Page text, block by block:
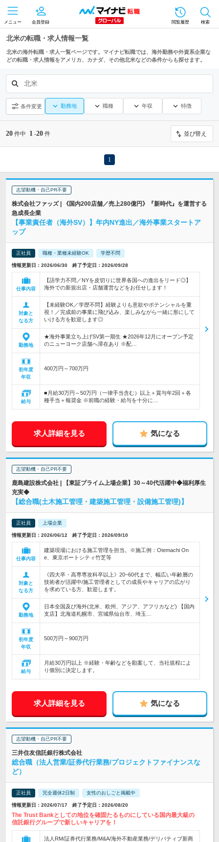
メニュー 会員登録 閲覧履歴 検索
北米の転職・求人情報一覧
北米の海外転職・求人一覧ページです。マイナビ転職では、海外勤務や外資系企業な
どの転職・求人情報をアメリカ、カナダ、その他北米などの条件からも探せます。
北米
条件変更 勤務地 職種 年収 特徴
20 件中 1 -20 件 並び替え
1
志望動機・自己PR不要
株式会社ファッズ | 《国内200店舗／売上280億円》『新時代』を運営する
急成長企業
【事業責任者（海外SV）】年内NY進出／海外事業スタートア
ップ
正社員 職種・業種未経験OK 学歴不問
情報更新日：2026/06/30 終了予定日：2026/09/28
仕事内容
【語学力不問／NYを皮切りに世界各国への進出をリード◎】
海外での新規出店・店舗運営などをお任せします！
対象と
なる方
【未経験OK／学歴不問】経験よりも意欲やポテンシャルを重
視！／完成前の事業に飛び込み、楽しみながら一緒に形にして
いける方を歓迎します◎
勤務地
★海外事業立ち上げSV第一期生 ★2026年12月にオープン予定
のニューヨーク店舗へ滞在あり ※配…
初年度
年収
400万円～700万円
給与
■月給30万円～50万円（一律手当含む）以上＋賞与年2回＋各
種手当＋報奨金 ※前職の経験・給与を十分に…
求人詳細を見る 気になる
志望動機・自己PR不要
鹿島建設株式会社 | 【東証プライム上場企業】30～40代活躍中◆福利厚生
充実◆
【総合職(土木施工管理・建築施工管理・設備施工管理)】
正社員 上場企業
情報更新日：2026/06/12 終了予定日：2026/09/10
仕事内容
建築現場における施工管理を担当。※施工例：Otemachi On
e、東京ポートシティ竹芝等
対象と
なる方
《四大卒・高専専攻科卒以上》20~60代まで、幅広い年齢層の
技術者が活躍中/施工管理者としての成長やキャリアの広がり
を求めている方、歓迎します。
勤務地
日本全国及び海外(北米、欧州、アジア、アフリカなど) 【国内
支店】北海道札幌市、宮城県仙台市、埼玉…
初年度
年収
500万円～900万円
給与
月給30万円以上 ※経験・年齢などを勘案して、当社規程によ
り個別に決定します。
求人詳細を見る 気になる
志望動機・自己PR不要
三井住友信託銀行株式会社
総合職（法人営業/証券代行業務/プロジェクトファイナンスな
ど）
正社員 完全週休2日制 女性のおしごと掲載中
情報更新日：2026/07/17 終了予定日：2026/08/20
The Trust Bankとしての地位を確固たるものにしている国内最大級の
信託銀行グループで新しいキャリアを！
法人RM/証券代行業務/M&A/海外不動産業務/デリバティブ新商